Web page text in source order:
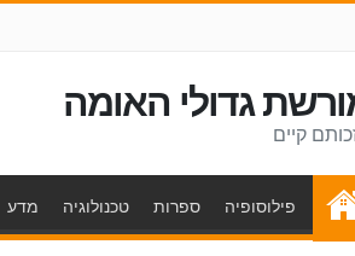
גדולי האומה
קיים
פילוסופיה ספרות טכנולוגיה מדע